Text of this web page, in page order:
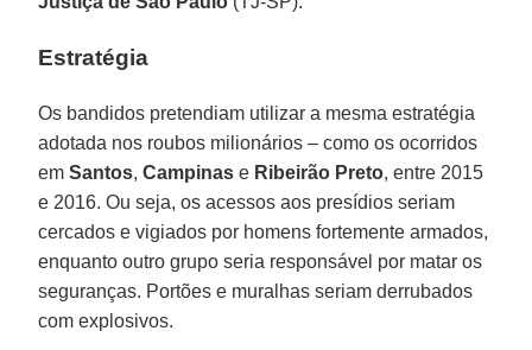
Estratégia
Os bandidos pretendiam utilizar a mesma estratégia
adotada nos roubos milionários – como os ocorridos
emSantos,Campinas e Ribeirão Preto, entre 2015
e 2016. Ou seja, os acessos aos presídios seriam
cercados e vigiados por homens fortemente armados,
enquanto outro grupo seria responsável por matar os
seguranças. Portões e muralhas seriam derrubados
com explosivos.